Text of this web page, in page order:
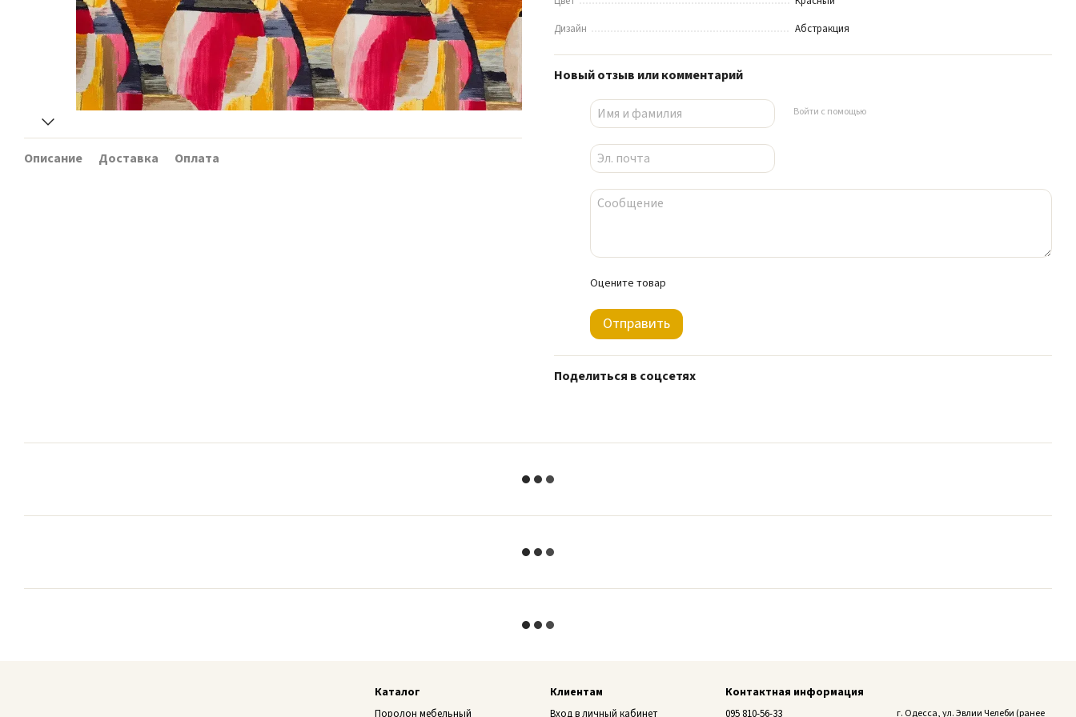
Описание Доставка Оплата
Дизайн
Абстракция
Новый отзыв или комментарий
Войти с помощью
Оцените товар
Отправить
Поделиться в соцсетях
Каталог
Поролон мебельный
Клиентам
Вход в личный кабинет
Контактная информация
095 810-56-33 г. Одесса, ул. Эвлии Челеби (ранее